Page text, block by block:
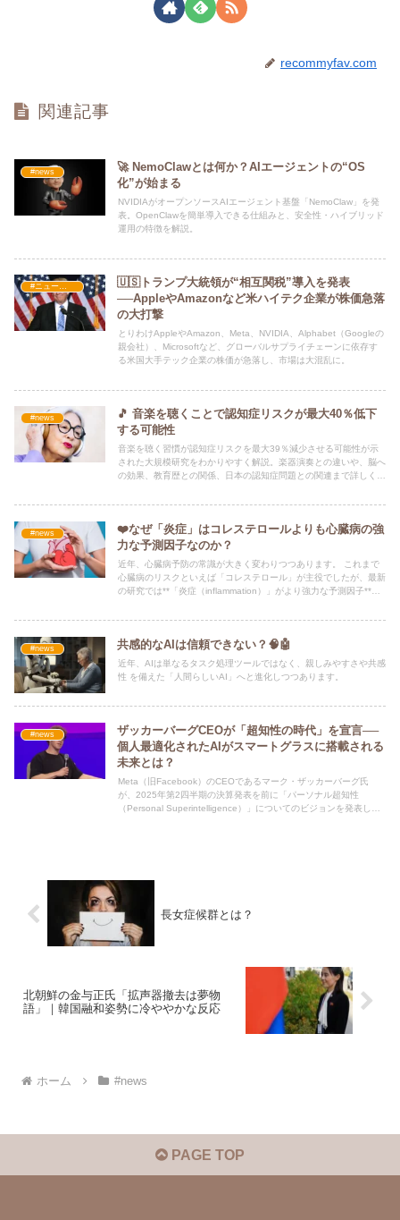
recommyfav.com
関連記事
#news
🚀 NemoClawとは何か？AIエージェントの“OS
化”が始まる
NVIDIAがオープンソースAIエージェント基盤「NemoClaw」を発
表。OpenClawを簡単導入できる仕組みと、安全性・ハイブリッド
運用の特徴を解説。
#ニュース・社会・コラム
🇺🇸トランプ大統領が“相互関税”導入を発表
──AppleやAmazonなど米ハイテク企業が株価急落
の大打撃
とりわけAppleやAmazon、Meta、NVIDIA、Alphabet（Googleの
親会社）、Microsoftなど、グローバルサプライチェーンに依存す
る米国大手テック企業の株価が急落し、市場は大混乱に。
#news
🎵 音楽を聴くことで認知症リスクが最大40％低下
する可能性
音楽を聴く習慣が認知症リスクを最大39％減少させる可能性が示
された大規模研究をわかりやすく解説。楽器演奏との違いや、脳へ
の効果、教育歴との関係、日本の認知症問題との関連まで詳しくま
#news
❤️なぜ「炎症」はコレステロールよりも心臓病の強
力な予測因子なのか？
近年、心臓病予防の常識が大きく変わりつつあります。 これまで
心臓病のリスクといえば「コレステロール」が主役でしたが、最新
の研究では**「炎症（inflammation）」がより強力な予測因子**で
#news 共感的なAIは信頼できない？🧠🤖
近年、AIは単なるタスク処理ツールではなく、親しみやすさや共感
性 を備えた「人間らしいAI」へと進化しつつあります。
#news
ザッカーバーグCEOが「超知性の時代」を宣言──
個人最適化されたAIがスマートグラスに搭載される
未来とは？
Meta（旧Facebook）のCEOであるマーク・ザッカーバーグ氏
が、2025年第2四半期の決算発表を前に「パーソナル超知性
（Personal Superintelligence）」についてのビジョンを発表しま
長女症候群とは？
北朝鮮の金与正氏「拡声器撤去は夢物
語」｜韓国融和姿勢に冷ややかな反応
ホーム #news
PAGE TOP